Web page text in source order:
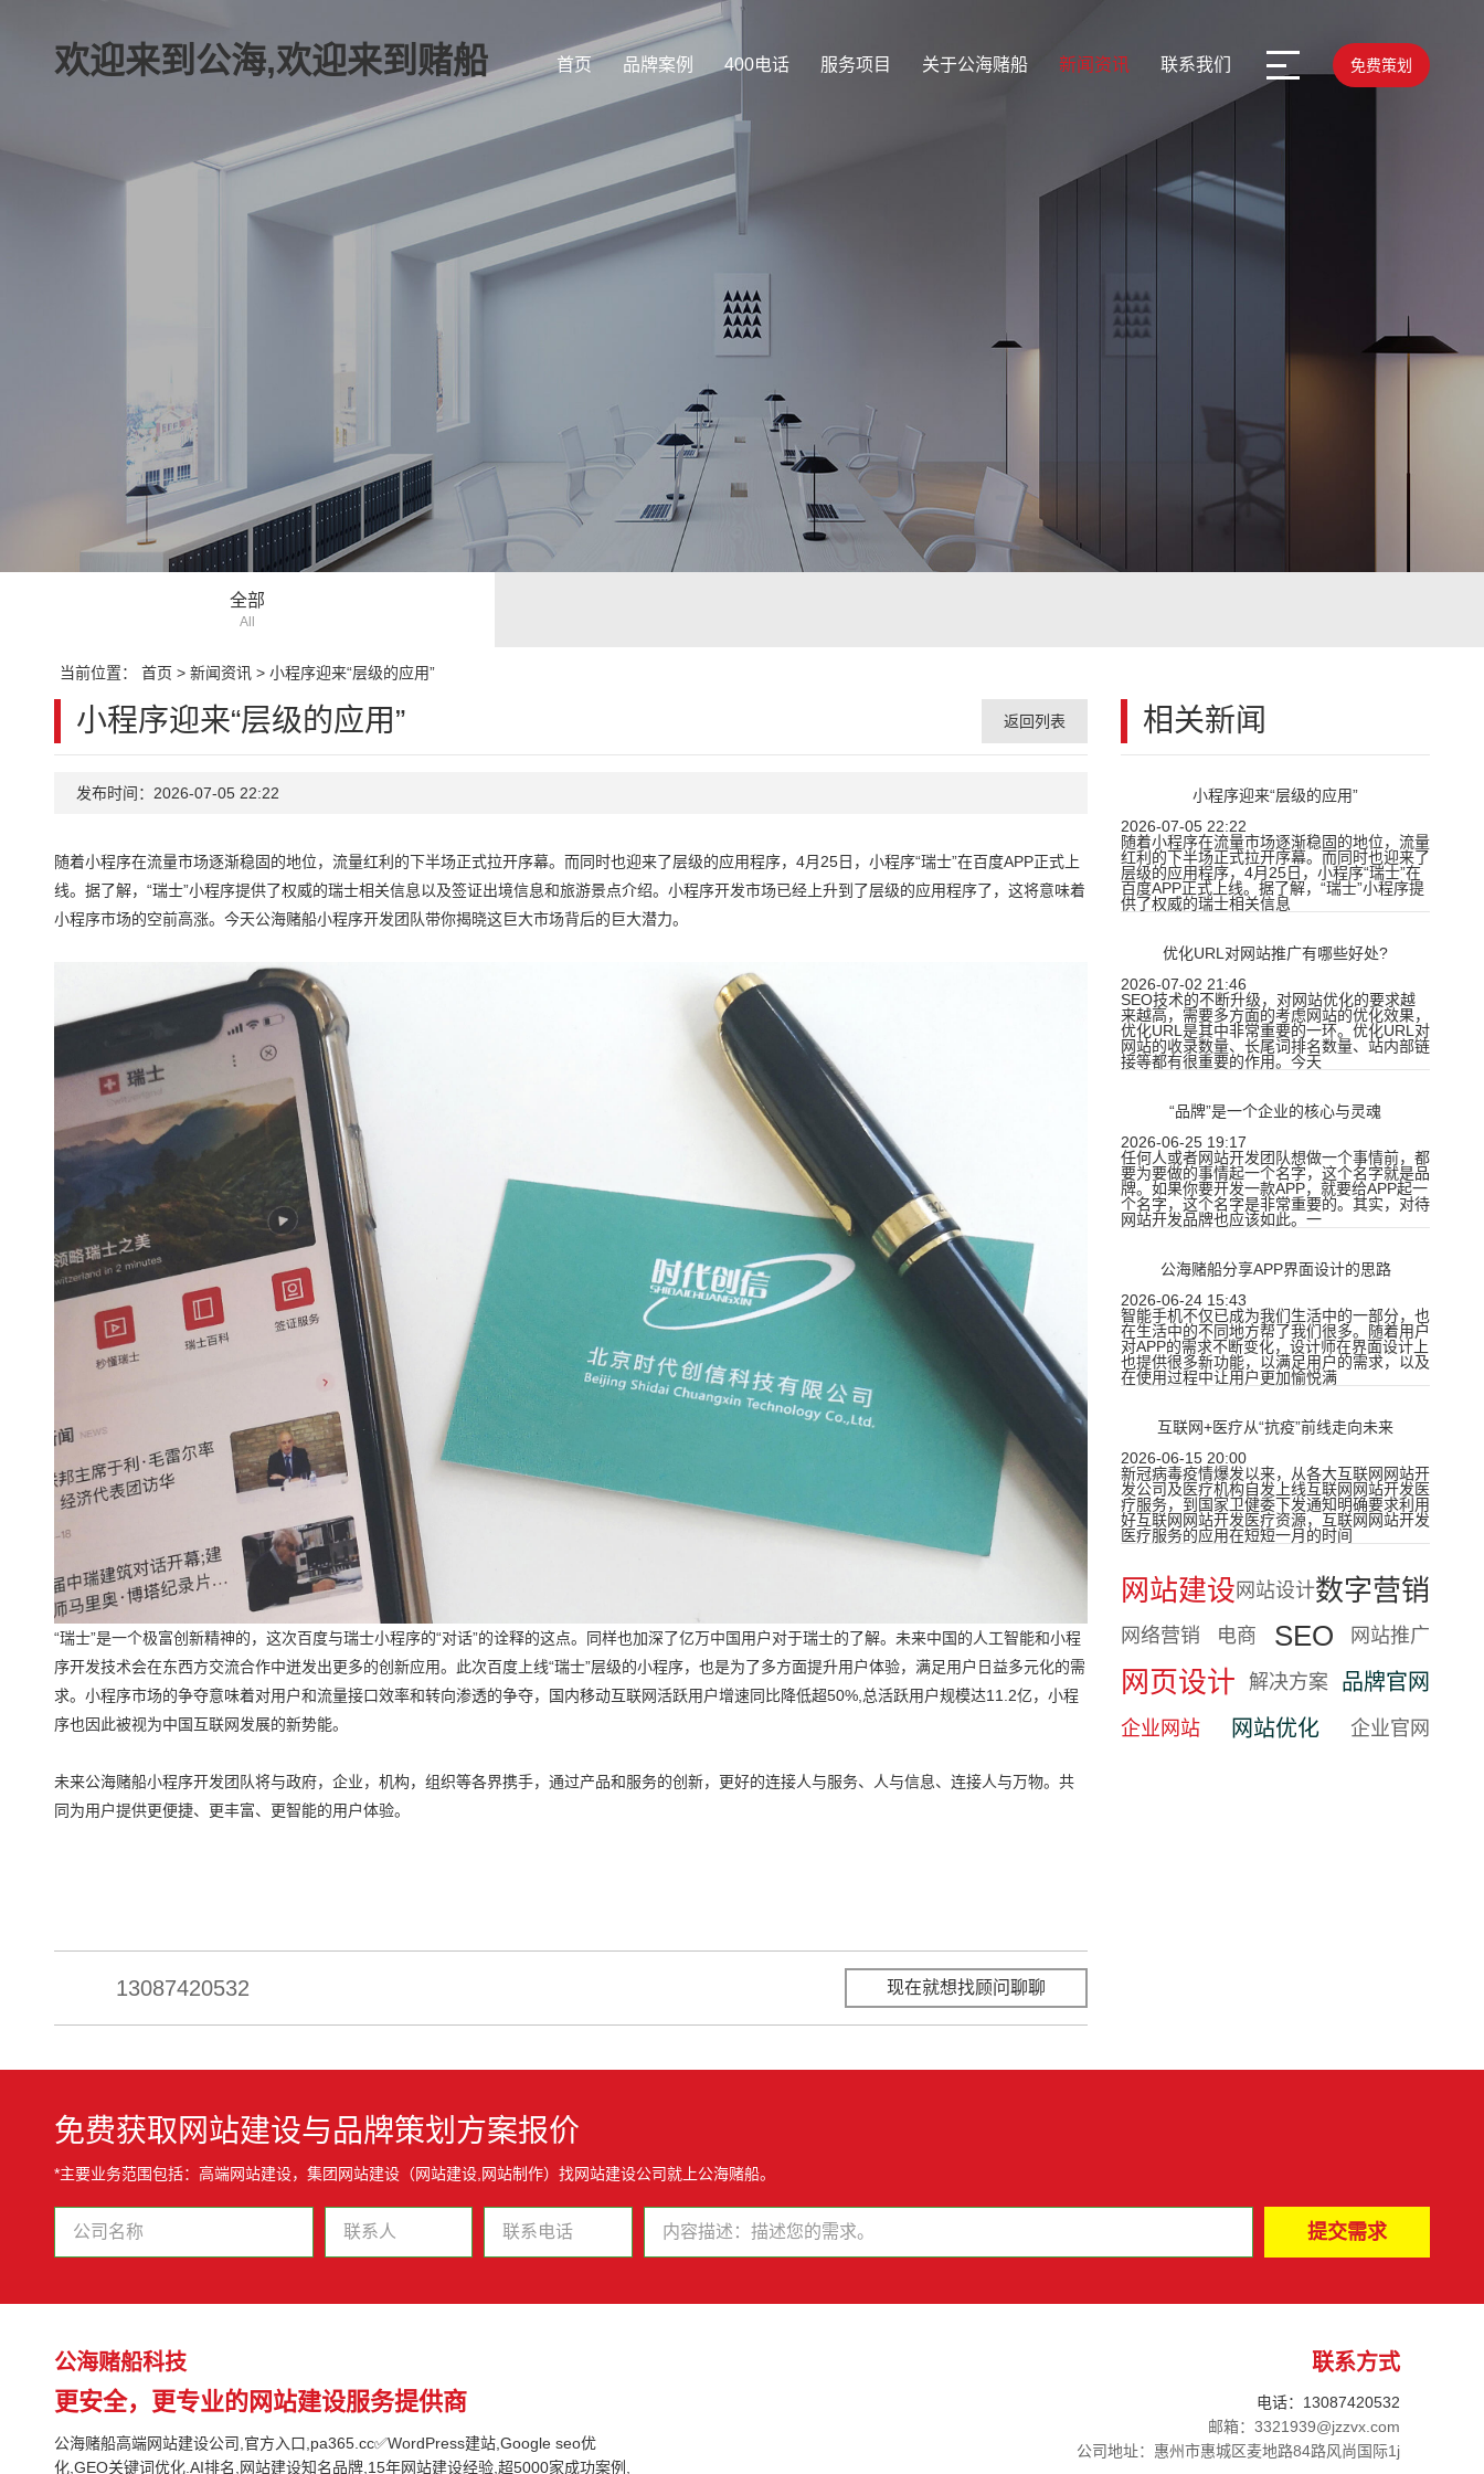
欢迎来到公海,欢迎来到赌船 首页 品牌案例 400电话 服务项目 关于公海赌船 新闻资讯 联系我们 免费策划
全部
All
当前位置： 首页 > 新闻资讯> 小程序迎来“层级的应用”
相关新闻
小程序迎来“层级的应用”
2026-07-05 22:22
随着小程序在流量市场逐渐稳固的地位，流量
红利的下半场正式拉开序幕。而同时也迎来了
层级的应用程序，4月25日，小程序“瑞士”在
百度APP正式上线。据了解，“瑞士”小程序提
供了权威的瑞士相关信息
优化URL对网站推广有哪些好处?
2026-07-02 21:46
SEO技术的不断升级，对网站优化的要求越
来越高，需要多方面的考虑网站的优化效果，
优化URL是其中非常重要的一环。优化URL对
网站的收录数量、长尾词排名数量、站内部链
接等都有很重要的作用。今天
“品牌”是一个企业的核心与灵魂
2026-06-25 19:17
任何人或者网站开发团队想做一个事情前，都
要为要做的事情起一个名字，这个名字就是品
牌。如果你要开发一款APP，就要给APP起一
个名字，这个名字是非常重要的。其实，对待
网站开发品牌也应该如此。一
公海赌船分享APP界面设计的思路
2026-06-24 15:43
智能手机不仅已成为我们生活中的一部分，也
在生活中的不同地方帮了我们很多。随着用户
对APP的需求不断变化，设计师在界面设计上
也提供很多新功能，以满足用户的需求，以及
在使用过程中让用户更加愉悦满
互联网+医疗从“抗疫”前线走向未来
2026-06-15 20:00
新冠病毒疫情爆发以来，从各大互联网网站开
发公司及医疗机构自发上线互联网网站开发医
疗服务，到国家卫健委下发通知明确要求利用
好互联网网站开发医疗资源，互联网网站开发
医疗服务的应用在短短一月的时间
网站建设 网站设计数字营销
网络营销 电商 SEO 网站推广
网页设计 解决方案 品牌官网
企业网站 网站优化 企业官网
小程序迎来“层级的应用” 返回列表
发布时间：2026-07-05 22:22
随着小程序在流量市场逐渐稳固的地位，流量红利的下半场正式拉开序幕。而同时也迎来了层级的应用程序，4月25日，小程序“瑞士”在百度APP正式上
线。据了解，“瑞士”小程序提供了权威的瑞士相关信息以及签证出境信息和旅游景点介绍。小程序开发市场已经上升到了层级的应用程序了，这将意味着
小程序市场的空前高涨。今天公海赌船小程序开发团队带你揭晓这巨大市场背后的巨大潜力。
“瑞士”是一个极富创新精神的，这次百度与瑞士小程序的“对话”的诠释的这点。同样也加深了亿万中国用户对于瑞士的了解。未来中国的人工智能和小程
序开发技术会在东西方交流合作中迸发出更多的创新应用。此次百度上线“瑞士”层级的小程序，也是为了多方面提升用户体验，满足用户日益多元化的需
求。小程序市场的争夺意味着对用户和流量接口效率和转向渗透的争夺，国内移动互联网活跃用户增速同比降低超50%,总活跃用户规模达11.2亿，小程
序也因此被视为中国互联网发展的新势能。
未来公海赌船小程序开发团队将与政府，企业，机构，组织等各界携手，通过产品和服务的创新，更好的连接人与服务、人与信息、连接人与万物。共
同为用户提供更便捷、更丰富、更智能的用户体验。
13087420532 现在就想找顾问聊聊
免费获取网站建设与品牌策划方案报价
*主要业务范围包括：高端网站建设，集团网站建设（网站建设,网站制作）找网站建设公司就上公海赌船。
公海赌船科技
更安全，更专业的网站建设服务提供商
公海赌船高端网站建设公司,官方入口,pa365.cc✅WordPress建站,Google seo优
化,GEO关键词优化.AI排名,网站建设知名品牌,15年网站建设经验,超5000家成功案例,
联系方式
电话：13087420532
邮箱：3321939@jzzvx.com
公司地址：惠州市惠城区麦地路84路风尚国际1j